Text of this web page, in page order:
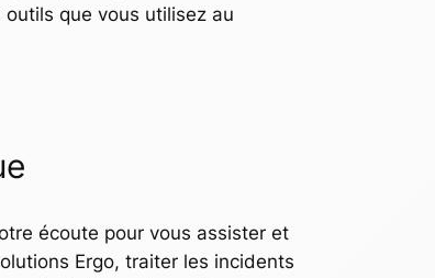
que vous utilisez au
écoute pour vous assister et
Ergo, traiter les incidents